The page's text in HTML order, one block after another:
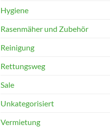
Hygiene
Rasenmäher und Zubehör
Reinigung
Rettungsweg
Sale
Unkategorisiert
Vermietung